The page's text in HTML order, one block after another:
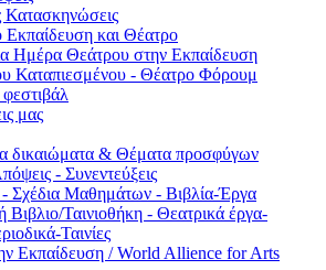
Κατασκηνώσεις
Εκπαίδευση και Θέατρο
Ημέρα Θεάτρου στην Εκπαίδευση
Καταπιεσμένου - Θέατρο Φόρουμ
μας
δικαιώματα & Θέματα προσφύγων
- Συνεντεύξεις
Σχέδια Μαθημάτων - Βιβλία-Έργα
Βιβλιο/Ταινιοθήκη - Θεατρικά έργα-
Ταινίες
Εκπαίδευση / World Allience for Arts